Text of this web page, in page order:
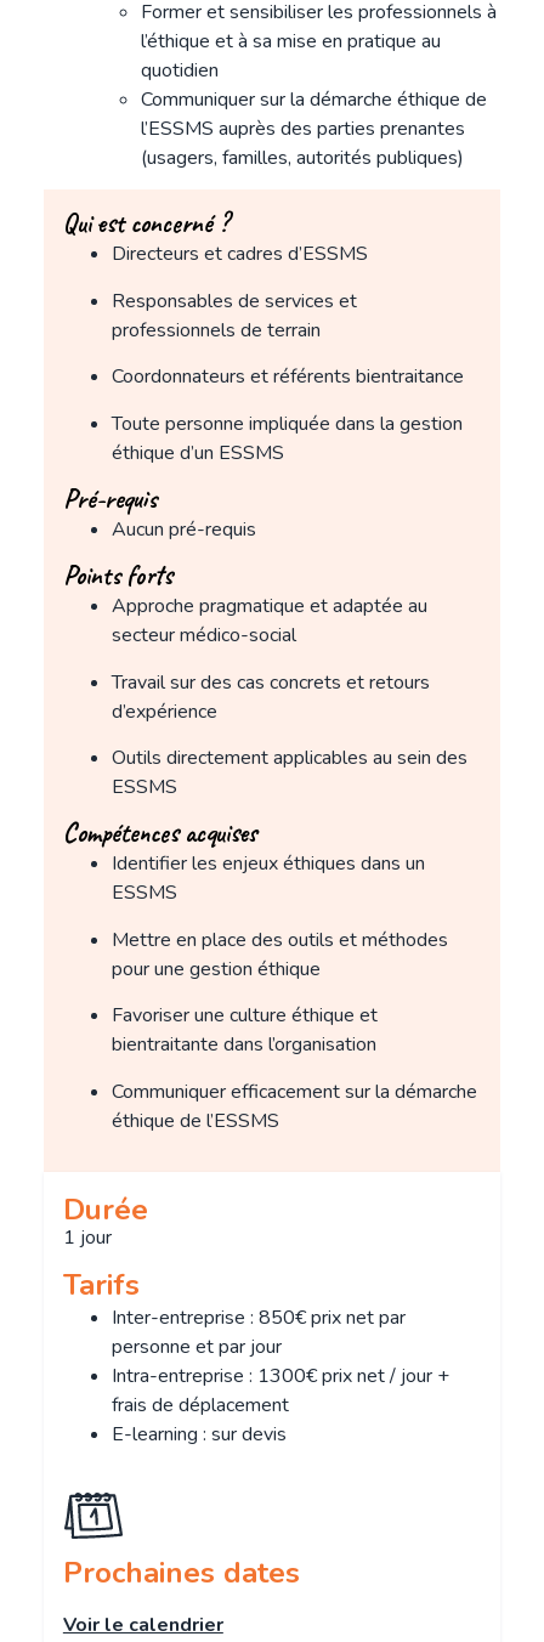
Former et sensibiliser les professionnels à
l’éthique et à sa mise en pratique au
quotidien
Communiquer sur la démarche éthique de
l’ESSMS auprès des parties prenantes
(usagers, familles, autorités publiques)
Qui est concerné ?
Directeurs et cadres d’ESSMS
Responsables de services et
professionnels de terrain
Coordonnateurs et référents bientraitance
Toute personne impliquée dans la gestion
éthique d’un ESSMS
Pré-requis
Aucun pré-requis
Points forts
Approche pragmatique et adaptée au
secteur médico-social
Travail sur des cas concrets et retours
d’expérience
Outils directement applicables au sein des
ESSMS
Compétences acquises
Identifier les enjeux éthiques dans un
ESSMS
Mettre en place des outils et méthodes
pour une gestion éthique
Favoriser une culture éthique et
bientraitante dans l’organisation
Communiquer efficacement sur la démarche
éthique de l’ESSMS
Durée
1 jour
Tarifs
Inter-entreprise : 850€ prix net par
personne et par jour
Intra-entreprise : 1300€ prix net / jour +
frais de déplacement
E-learning : sur devis
Prochaines dates
Voir le calendrier